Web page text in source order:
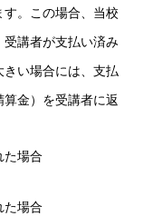
。この場合、当校
講者が支払い済み
い場合には、支払
金）を受講者に返
場合
場合